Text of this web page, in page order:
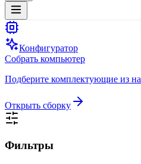
Конфигуратор
Собрать компьютер
Подберите комплектующие из
Открыть сборку
Фильтры